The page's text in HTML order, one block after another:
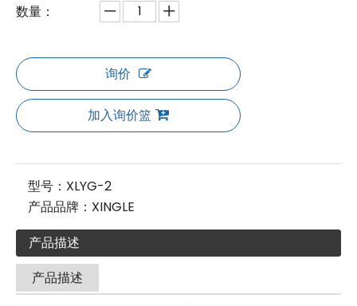
数量：
询价
加入询价篮
型号： XLYG-2
产品品牌： XINGLE
产品描述
产品描述